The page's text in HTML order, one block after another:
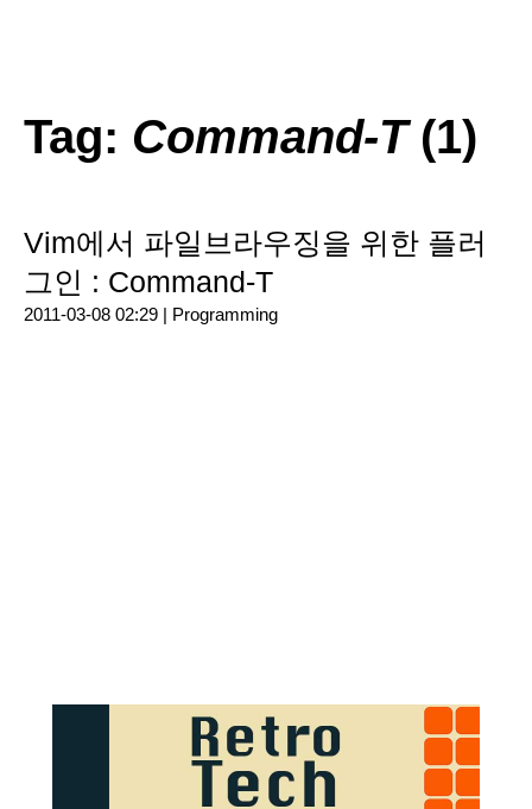
Tag: Command-T(1)
Vim에서 파일브라우징을 위한 플러
그인 : Command-T
2011-03-08 02:29 | Programming